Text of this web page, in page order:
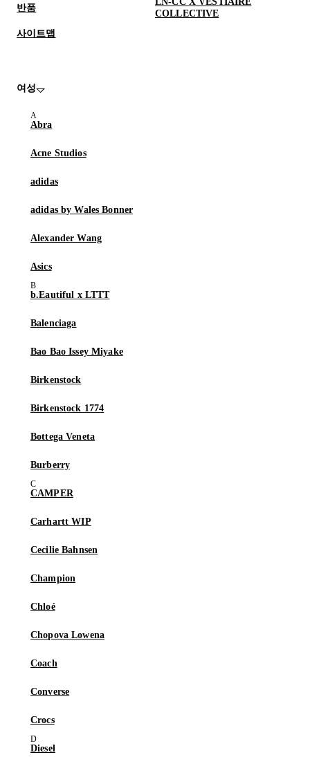
반품
COLLECTIVE
사이트맵
여성
Abra
Acne Studios
adidas
adidas by Wales Bonner
Alexander Wang
Asics
b.Eautiful x LTTT
Balenciaga
Bao Bao Issey Miyake
Birkenstock
Birkenstock 1774
Bottega Veneta
Burberry
CAMPER
Carhartt WIP
Cecilie Bahnsen
Champion
Chloé
Chopova Lowena
Coach
Converse
Crocs
Diesel